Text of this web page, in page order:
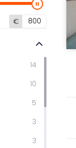
€
14
10
5
3
3